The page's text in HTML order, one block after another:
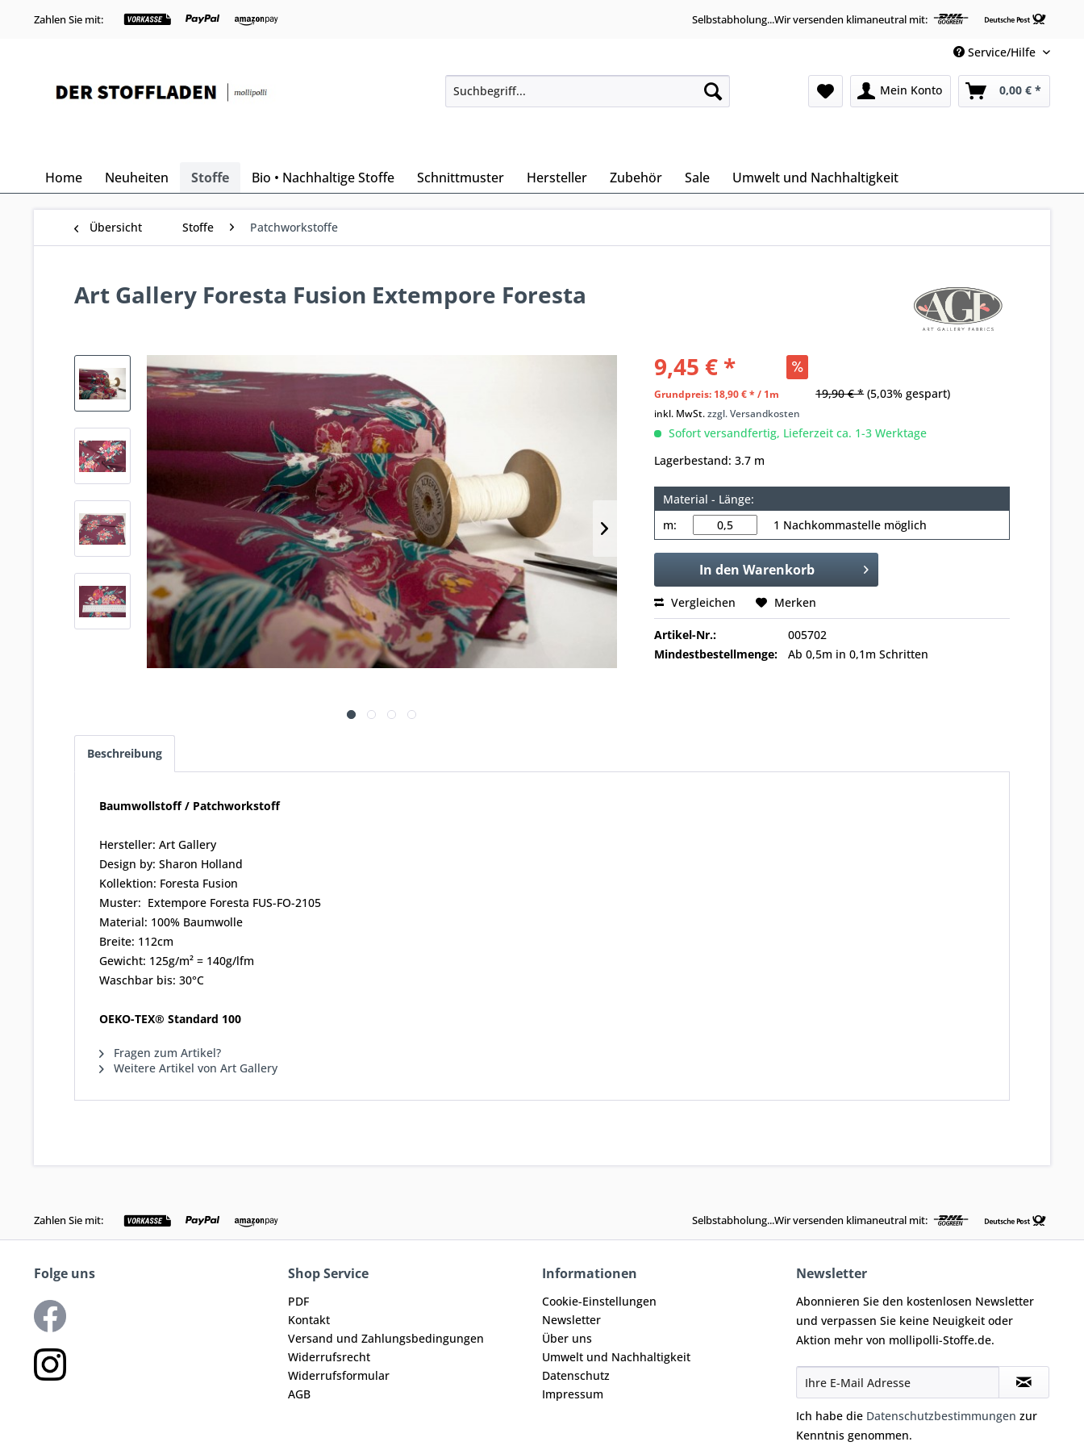
Zahlen Sie mit: Selbstabholung...Wir versenden klimaneutral mit:
Service/Hilfe
Mein Konto 0,00 € *
Home Neuheiten Stoffe Bio • Nachhaltige Stoffe Schnittmuster Hersteller Zubehör Sale Umwelt und Nachhaltigkeit
Übersicht Stoffe Patchworkstoffe
Art Gallery Foresta Fusion Extempore Foresta
9,45 € *
Grundpreis: 18,90 € * / 1m 19,90 € * (5,03% gespart)
inkl. MwSt.zzgl. Versandkosten
Sofort versandfertig, Lieferzeit ca. 1-3 Werktage
Lagerbestand: 3.7 m
Material - Länge:
m:
1 Nachkommastelle möglich
In den Warenkorb
Vergleichen Merken
Artikel-Nr.:
005702
Mindestbestellmenge:
Ab 0,5m in 0,1m Schritten
Beschreibung
Baumwollstoff / Patchworkstoff
Hersteller: Art Gallery
Design by: Sharon Holland
Kollektion: Foresta Fusion
Muster: Extempore Foresta FUS-FO-2105
Material: 100% Baumwolle
Breite: 112cm
Gewicht: 125g/m² = 140g/lfm
Waschbar bis: 30°C
OEKO-TEX® Standard 100
Fragen zum Artikel?
Weitere Artikel von Art Gallery
Zahlen Sie mit: Selbstabholung...Wir versenden klimaneutral mit:
Folge uns Shop Service
PDF
Kontakt
Versand und Zahlungsbedingungen
Widerrufsrecht
Widerrufsformular
AGB
Informationen
Cookie-Einstellungen
Newsletter
Über uns
Umwelt und Nachhaltigkeit
Datenschutz
Impressum
Newsletter
Abonnieren Sie den kostenlosen Newsletter
und verpassen Sie keine Neuigkeit oder
Aktion mehr von mollipolli-Stoffe.de.
Ich habe die Datenschutzbestimmungen zur
Kenntnis genommen.